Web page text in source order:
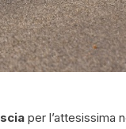
per l’attesissima